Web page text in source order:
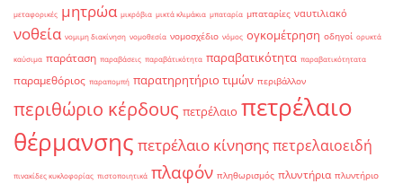
μεταφορικές μητρώα μικρόβια μικτά κλιμάκια μπαταρία μπαταρίες ναυτιλιακό
νοθεία νομιμη διακίνηση νομοθεσία νομοσχέδιο νόμος ογκομέτρηση οδηγοί ορυκτά
καύσιμα παράταση παραβάσεις παραβάτικότητα παραβατικότητα παραβατικότητατα
παραμεθόριος παραπομπή παρατηρητήριο τιμών περιβάλλον
περιθώριο κέρδους πετρέλαιο πετρέλαιο
θέρμανσης πετρέλαιο κίνησηςπετρελαιοειδή
πινακίδες κυκλοφορίας πιστοποιητικά πλαφόν πληθωρισμός πλυντήρια πλυντήριο